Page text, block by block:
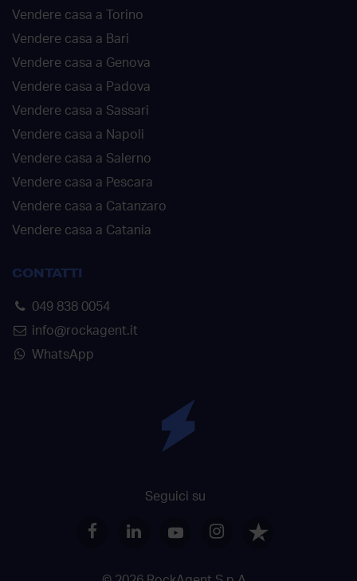
Vendere casa a Torino
Vendere casa a Bari
Vendere casa a Genova
Vendere casa a Padova
Vendere casa a Sassari
Vendere casa a Napoli
Vendere casa a Salerno
Vendere casa a Pescara
Vendere casa a Catanzaro
Vendere casa a Catania
CONTATTI
049 838 0054
info@rockagent.it
WhatsApp
Seguici su